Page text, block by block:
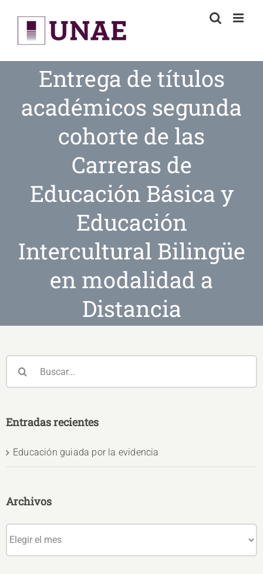
content
Entrega de títulos
académicos segunda
cohorte de las
Carreras de
Educación Básica y
Educación
Intercultural Bilingüe
en modalidad a
Distancia
Entradas recientes
Educación guiada por la evidencia
Archivos